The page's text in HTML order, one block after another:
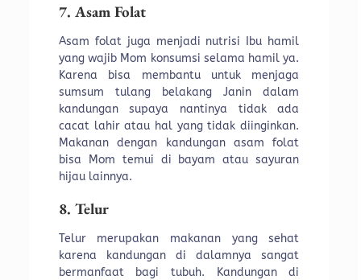
7. Asam Folat
Asam folat juga menjadi nutrisi Ibu hamil
yang wajib Mom konsumsi selama hamil ya.
Karena bisa membantu untuk menjaga
sumsum tulang belakang Janin dalam
kandungan supaya nantinya tidak ada
cacat lahir atau hal yang tidak diinginkan.
Makanan dengan kandungan asam folat
bisa Mom temui di bayam atau sayuran
hijau lainnya.
8. Telur
Telur merupakan makanan yang sehat
karena kandungan di dalamnya sangat
bermanfaat bagi tubuh. Kandungan di